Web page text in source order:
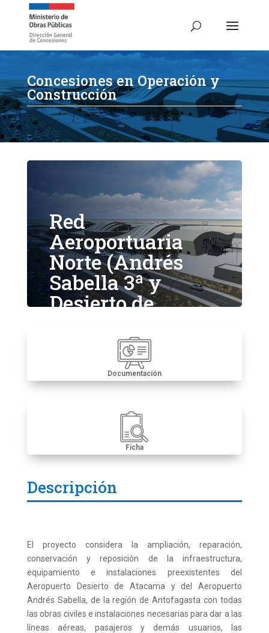
Concesiones en Operación y
Construcción
Red
Aeroportuaria
Norte (Andrés
Sabella 3ª y
Desierto de
Documentación
Ficha
Descripción
El proyecto considera la ampliación, reparación,
conservación y reposición de la infraestructura,
equipamiento e instalaciones preexistentes del
Aeropuerto Desierto de Atacama y del Aeropuerto
Andrés Sabella, de la región de Antofagasta con todas
las obras civiles e instalaciones necesarias para dar a las
líneas aéreas, pasajeros y demás usuarios, las